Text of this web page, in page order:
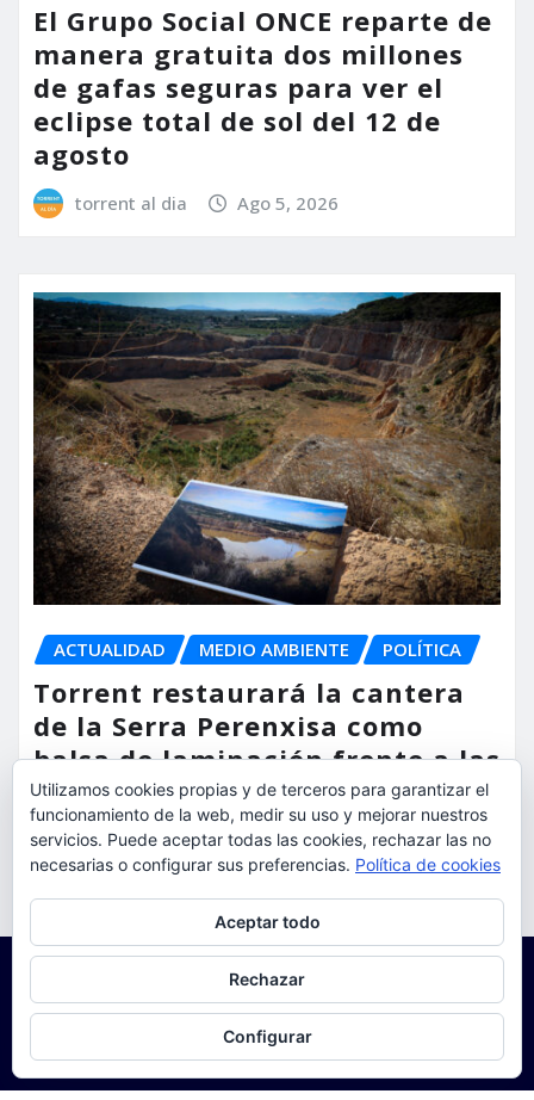
El Grupo Social ONCE reparte de
manera gratuita dos millones
de gafas seguras para ver el
eclipse total de sol del 12 de
agosto
torrent al dia Ago 5, 2026
ACTUALIDAD MEDIO AMBIENTE POLÍTICA
Torrent restaurará la cantera
de la Serra Perenxisa como
balsa de laminación frente a las
lluvias torrenciales
torrent al dia Ago 5, 2026
Utilizamos cookies propias y de terceros para garantizar el
funcionamiento de la web, medir su uso y mejorar nuestros
servicios. Puede aceptar todas las cookies, rechazar las no
necesarias o configurar sus preferencias. Política de cookies
Aceptar todo
Rechazar
Configurar
Para obtener más información, incluido cómo gestionar las cookies,